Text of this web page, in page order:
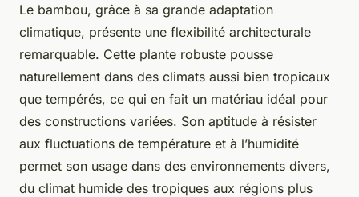
Le bambou, grâce à sa grande adaptation
climatique, présente une flexibilité architecturale
remarquable. Cette plante robuste pousse
naturellement dans des climats aussi bien tropicaux
que tempérés, ce qui en fait un matériau idéal pour
des constructions variées. Son aptitude à résister
aux fluctuations de température et à l’humidité
permet son usage dans des environnements divers,
du climat humide des tropiques aux régions plus